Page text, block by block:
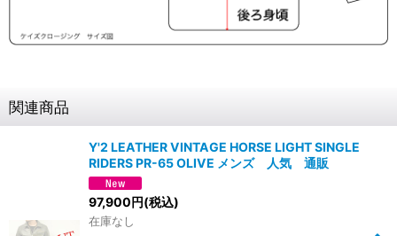
関連商品
Y'2 LEATHER VINTAGE HORSE LIGHT SINGLE
RIDERS PR-65 OLIVE メンズ 人気 通販
97,900円(税込)
在庫なし